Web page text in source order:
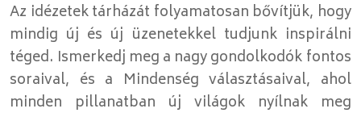
Az idézetek tárházát folyamatosan bővítjük, hogy
mindig új és új üzenetekkel tudjunk inspirálni
téged. Ismerkedj meg a nagy gondolkodók fontos
soraival, és a Mindenség választásaival, ahol
minden pillanatban új világok nyílnak meg